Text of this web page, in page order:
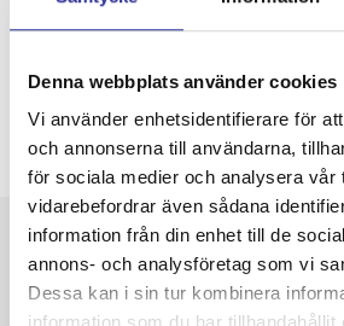
Denna webbplats använder cookies
Vi använder enhetsidentifierare för
och annonserna till användarna,
för sociala medier och analysera vår
vidarebefordrar även sådana
information från din enhet till de
annons- och analysföretag som vi
Dessa kan i sin tur kombinera
Idag har hotellet 100 rum, en
frisbeegolfbana, en utomhusbastu och
förvänta sig av ett hotell i vår tid. Men
serviceinställningen och viljan att hitta
bästa.
Avgångar & priser